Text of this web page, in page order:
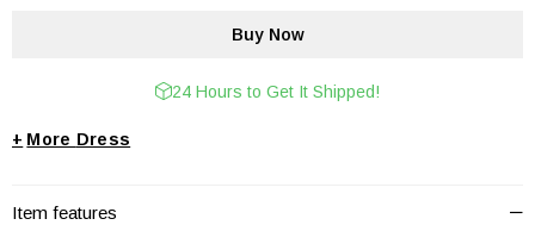
24 Hours to Get It Shipped!
+ Dress
Item features